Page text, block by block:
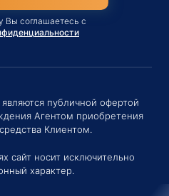
Вы соглашаетесь с
публичной офертой
Агентом приобретения
Клиентом.
сайт носит исключительно
характер.